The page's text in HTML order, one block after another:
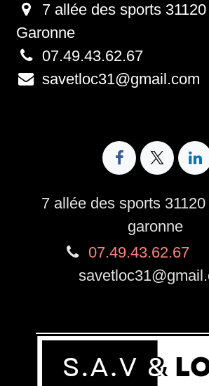
7 allée des sports
Garonne
07.49.43.62.67
savetloc31@gmail.com
7 allée des sports
garonne
07.49.43.62.67